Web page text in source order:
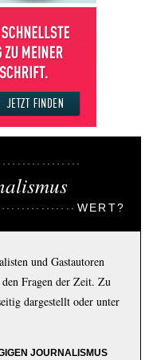
WERT?
und Gastautoren
Fragen der Zeit. Zu
dargestellt oder unter
JOURNALISMUS